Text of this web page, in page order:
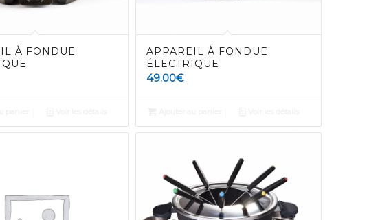
À FONDUE
APPAREIL À FONDUE
ÉLECTRIQUE
49.00€